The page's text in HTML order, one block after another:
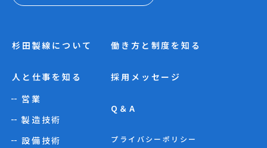
杉田製線について
人と仕事を知る
営業
製造技術
設備技術
働き方と制度を知る
採用メッセージ
Q＆A
プライバシーポリシー